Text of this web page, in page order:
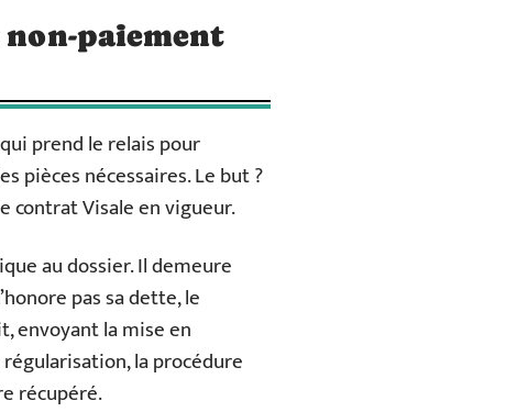
non-paiement
prend le relais pour
pièces nécessaires. Le but ?
contrat Visale en vigueur.
au dossier. Il demeure
pas sa dette, le
envoyant la mise en
la procédure
récupéré.